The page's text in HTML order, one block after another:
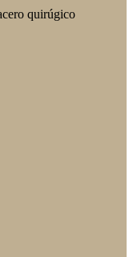
quirúgico